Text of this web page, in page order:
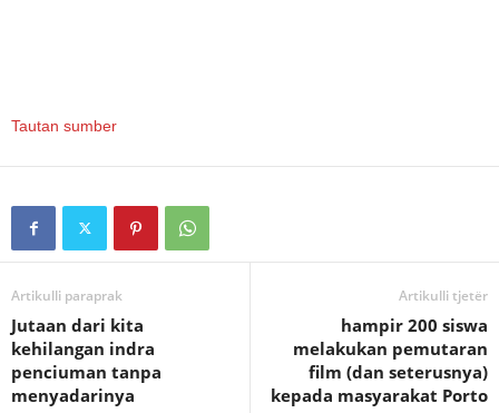
Tautan sumber
Artikulli paraprak
Jutaan dari kita
kehilangan indra
penciuman tanpa
menyadarinya
Artikulli tjetër
hampir 200 siswa
melakukan pemutaran
film (dan seterusnya)
kepada masyarakat Porto